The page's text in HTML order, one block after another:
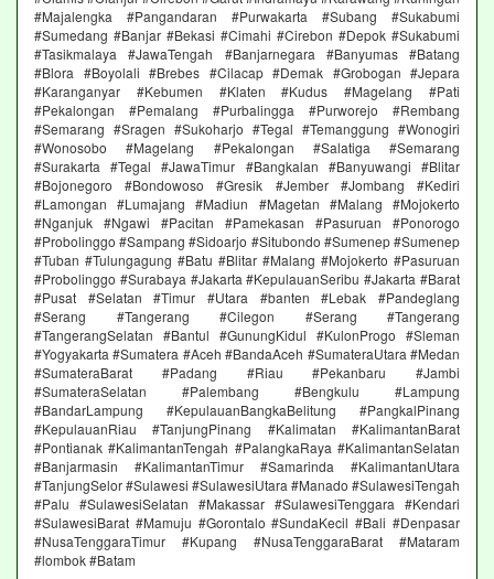
#Majalengka #Pangandaran #Purwakarta #Subang #Sukabumi
#Sumedang #Banjar #Bekasi #Cimahi #Cirebon #Depok #Sukabumi
#Tasikmalaya #JawaTengah #Banjarnegara #Banyumas #Batang
#Blora #Boyolali #Brebes #Cilacap #Demak #Grobogan #Jepara
#Karanganyar #Kebumen #Klaten #Kudus #Magelang #Pati
#Pekalongan #Pemalang #Purbalingga #Purworejo #Rembang
#Semarang #Sragen #Sukoharjo #Tegal #Temanggung #Wonogiri
#Wonosobo #Magelang #Pekalongan #Salatiga #Semarang
#Surakarta #Tegal #JawaTimur #Bangkalan #Banyuwangi #Blitar
#Bojonegoro #Bondowoso #Gresik #Jember #Jombang #Kediri
#Lamongan #Lumajang #Madiun #Magetan #Malang #Mojokerto
#Nganjuk #Ngawi #Pacitan #Pamekasan #Pasuruan #Ponorogo
#Probolinggo #Sampang #Sidoarjo #Situbondo #Sumenep #Sumenep
#Tuban #Tulungagung #Batu #Blitar #Malang #Mojokerto #Pasuruan
#Probolinggo #Surabaya #Jakarta #KepulauanSeribu #Jakarta #Barat
#Pusat #Selatan #Timur #Utara #banten #Lebak #Pandeglang
#Serang #Tangerang #Cilegon #Serang #Tangerang
#TangerangSelatan #Bantul #GunungKidul #KulonProgo #Sleman
#Yogyakarta #Sumatera #Aceh #BandaAceh #SumateraUtara #Medan
#SumateraBarat #Padang #Riau #Pekanbaru #Jambi
#SumateraSelatan #Palembang #Bengkulu #Lampung
#BandarLampung #KepulauanBangkaBelitung #PangkalPinang
#KepulauanRiau #TanjungPinang #Kalimatan #KalimantanBarat
#Pontianak #KalimantanTengah #PalangkaRaya #KalimantanSelatan
#Banjarmasin #KalimantanTimur #Samarinda #KalimantanUtara
#TanjungSelor #Sulawesi #SulawesiUtara #Manado #SulawesiTengah
#Palu #SulawesiSelatan #Makassar #SulawesiTenggara #Kendari
#SulawesiBarat #Mamuju #Gorontalo #SundaKecil #Bali #Denpasar
#NusaTenggaraTimur #Kupang #NusaTenggaraBarat #Mataram
#lombok #Batam